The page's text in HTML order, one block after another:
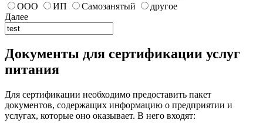
ООО
ИП Самозанятый
другое
Далее
Документы для сертификации услуг
питания
Для сертификации необходимо предоставить пакет
документов, содержащих информацию о предприятии и
услугах, которые оно оказывает. В него входят: